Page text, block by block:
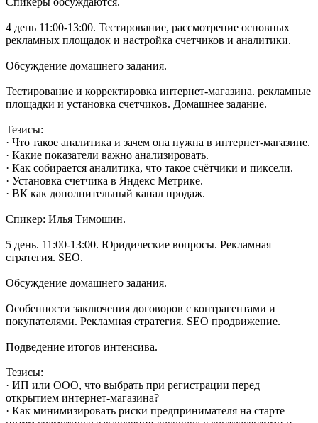
4 день 11:00-13:00. Тестирование, рассмотрение основных
рекламных площадок и настройка счетчиков и аналитики.
Обсуждение домашнего задания.
Тестирование и корректировка интернет-магазина. рекламные
площадки и установка счетчиков. Домашнее задание.
Тезисы:
· Что такое аналитика и зачем она нужна в интернет-магазине.
· Какие показатели важно анализировать.
· Как собирается аналитика, что такое счётчики и пиксели.
· Установка счетчика в Яндекс Метрике.
· ВК как дополнительный канал продаж.
Спикер: Илья Тимошин.
5 день. 11:00-13:00. Юридические вопросы. Рекламная
стратегия. SEO.
Обсуждение домашнего задания.
Особенности заключения договоров с контрагентами и
покупателями. Рекламная стратегия. SEO продвижение.
Подведение итогов интенсива.
Тезисы:
· ИП или ООО, что выбрать при регистрации перед
открытием интернет-магазина?
· Как минимизировать риски предпринимателя на старте